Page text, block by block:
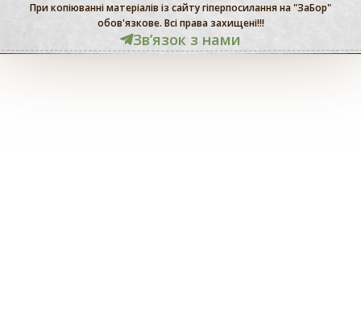
При копіюванні матеріалів із сайту гіперпосилання на "ЗаБор"
обов'язкове. Всі права захищені!!!
Звʼязок з нами